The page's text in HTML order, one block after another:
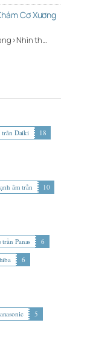
Cơ Xương
th…
Daiki
18
âm trần
10
Panas
6
6
5